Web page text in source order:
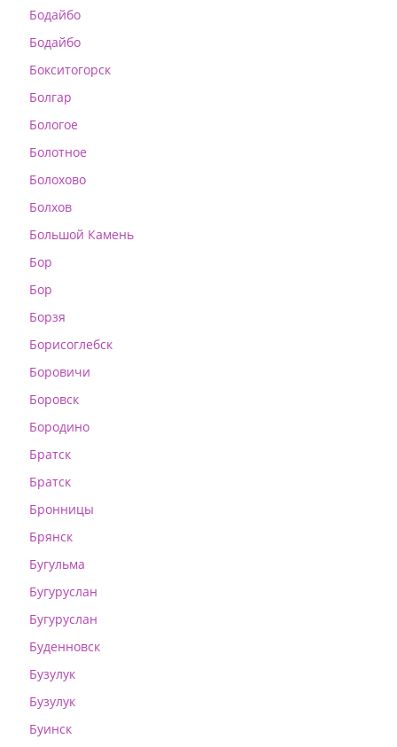
Бодайбо
Бодайбо
Бокситогорск
Болгар
Бологое
Болотное
Болохово
Болхов
Большой Камень
Бор
Бор
Борзя
Борисоглебск
Боровичи
Боровск
Бородино
Братск
Братск
Бронницы
Брянск
Бугульма
Бугуруслан
Бугуруслан
Буденновск
Бузулук
Бузулук
Буинск